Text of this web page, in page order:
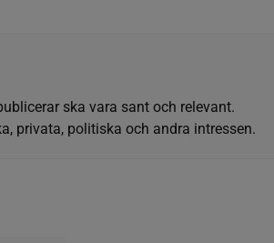
ska vara sant och relevant.
privata, politiska och andra intressen.